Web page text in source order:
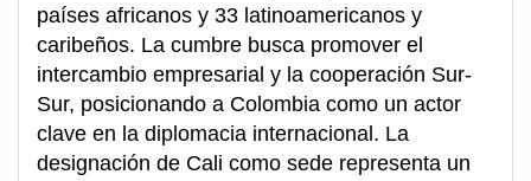
países africanos y 33 latinoamericanos y
caribeños. La cumbre busca promover el
intercambio empresarial y la cooperación Sur-
Sur, posicionando a Colombia como un actor
clave en la diplomacia internacional. La
designación de Cali como sede representa un